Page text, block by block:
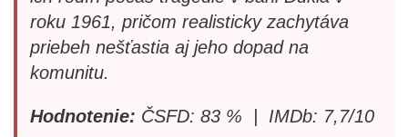
roku 1961, pričom realisticky zachytáva
priebeh nešťastia aj jeho dopad na
komunitu.
Hodnotenie: ČSFD: 83 % | IMDb: 7,7/10